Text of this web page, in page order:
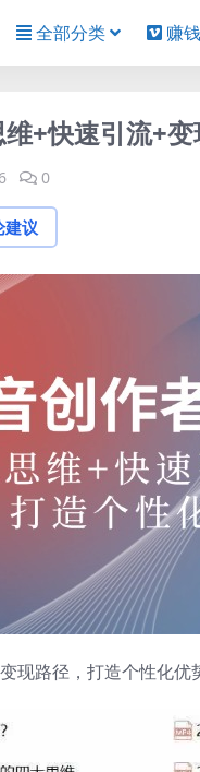
全部分类 赚
+快速引流+
0
建议
现路径，打造个性化优